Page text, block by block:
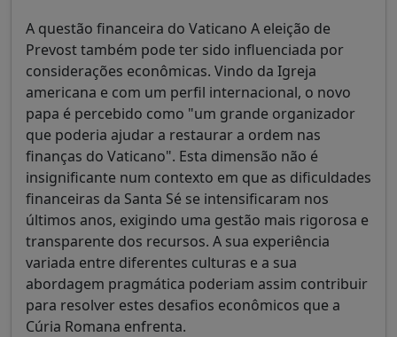
A questão financeira do Vaticano A eleição de
Prevost também pode ter sido influenciada por
considerações econômicas. Vindo da Igreja
americana e com um perfil internacional, o novo
papa é percebido como "um grande organizador
que poderia ajudar a restaurar a ordem nas
finanças do Vaticano". Esta dimensão não é
insignificante num contexto em que as dificuldades
financeiras da Santa Sé se intensificaram nos
últimos anos, exigindo uma gestão mais rigorosa e
transparente dos recursos. A sua experiência
variada entre diferentes culturas e a sua
abordagem pragmática poderiam assim contribuir
para resolver estes desafios econômicos que a
Cúria Romana enfrenta.